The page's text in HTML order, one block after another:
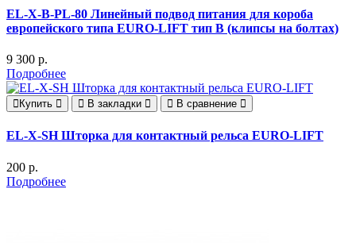
EL-X-B-PL-80 Линейный подвод питания для короба
европейского типа EURO-LIFT тип B (клипсы на болтах)
9 300 р.
Подробнее
Купить В закладки В сравнение
EL-X-SH Шторка для контактный рельса EURO-LIFT
200 р.
Подробнее